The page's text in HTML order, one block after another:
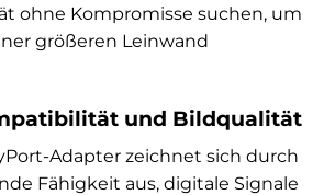
ohne Kompromisse suchen, um
größeren Leinwand
und Bildqualität
Adapter zeichnet sich durch
Fähigkeit aus, digitale Signale